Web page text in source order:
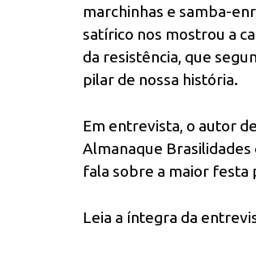
marchinhas e samba-
satírico nos mostrou a
da resistência, que
pilar de nossa história.
Em entrevista, o autor
Almanaque Brasilidades
fala sobre a maior festa
Leia a íntegra da